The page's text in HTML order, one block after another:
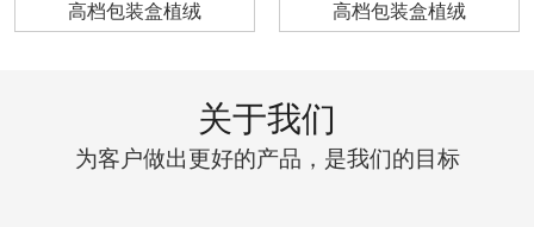
高档包装盒植绒 高档包装盒植绒
关于我们
为客户做出更好的产品，是我们的目标